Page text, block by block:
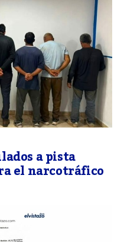
a pista
el narcotráfico